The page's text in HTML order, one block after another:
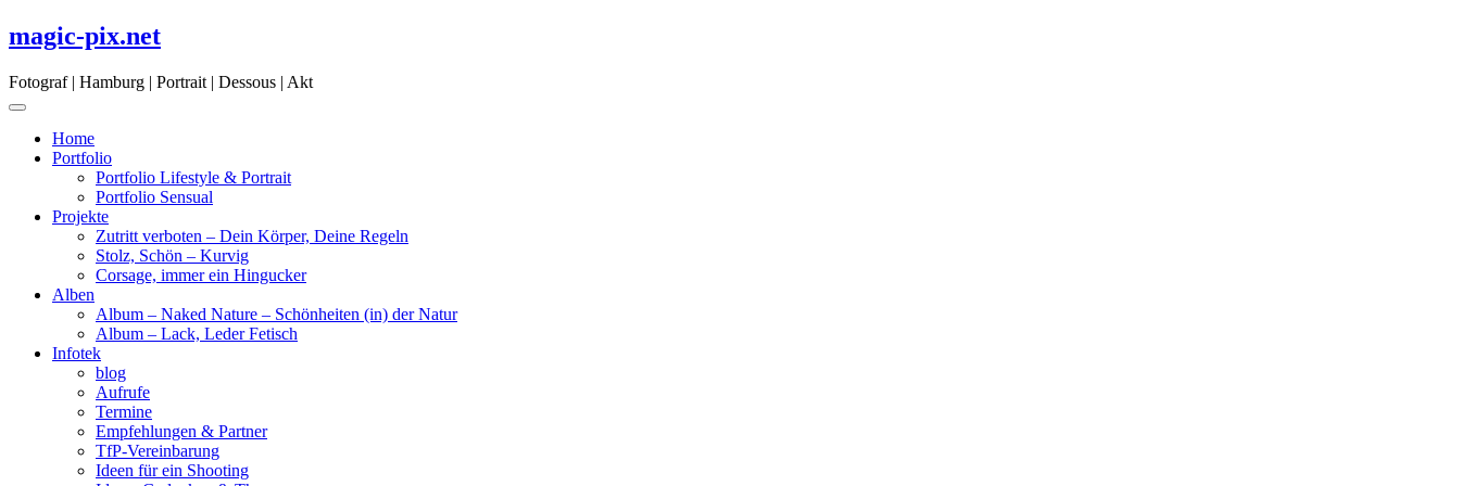
Skip
to
magic-pix.net
Fotograf | Hamburg | Portrait | Dessous | Akt
Home
Portfolio
Portfolio Lifestyle & Portrait
Portfolio Sensual
Projekte
Zutritt verboten – Dein Körper, Deine Regeln
Stolz, Schön – Kurvig
Corsage, immer ein Hingucker
Alben
Album – Naked Nature – Schönheiten (in) der Natur
Album – Lack, Leder Fetisch
Infotek
blog
Aufrufe
Termine
Empfehlungen & Partner
TfP-Vereinbarung
Ideen für ein Shooting